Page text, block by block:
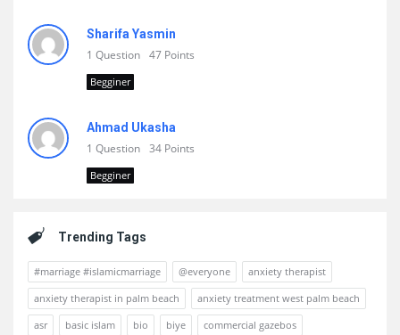
Sharifa Yasmin
1 Question 47 Points
Begginer
Ahmad Ukasha
1 Question 34 Points
Begginer
Trending Tags
#marriage #islamicmarriage @everyone
anxiety therapist
anxiety therapist in palm beach
anxiety treatment west palm beach
asr
basic islam bio biye
commercial gazebos